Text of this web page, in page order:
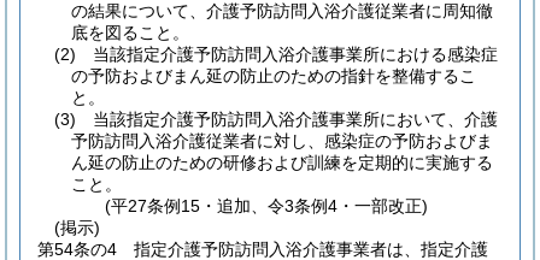
の結果について、介護予防訪問入浴介護従業者に周知徹
底を図ること。
(2)
当該指定介護予防訪問入浴介護事業所における感染症
の予防およびまん延の防止のための指針を整備するこ
と。
(3)
当該指定介護予防訪問入浴介護事業所において、介護
予防訪問入浴介護従業者に対し、感染症の予防およびま
ん延の防止のための研修および訓練を定期的に実施する
こと。
(平27条例15・追加、令3条例4・一部改正)
(掲示)
第54条の4
指定介護予防訪問入浴介護事業者は、指定介護